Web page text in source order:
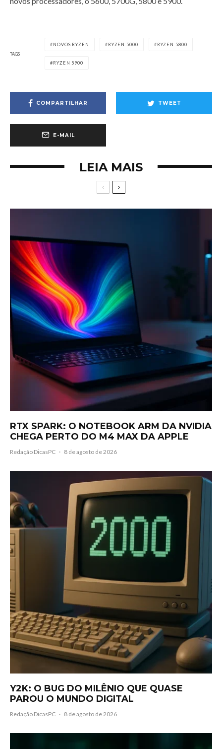
TAGS
NOVOS RYZEN RYZEN 5000 RYZEN 5800
RYZEN 5900
COMPARTILHAR TWEET
E-MAIL
LEIA MAIS
RTX SPARK: O NOTEBOOK ARM DA NVIDIA
CHEGA PERTO DO M4 MAX DA APPLE
Redação DicasPC · 8 de agosto de 2026
Y2K: O BUG DO MILÊNIO QUE QUASE
PAROU O MUNDO DIGITAL
Redação DicasPC · 8 de agosto de 2026